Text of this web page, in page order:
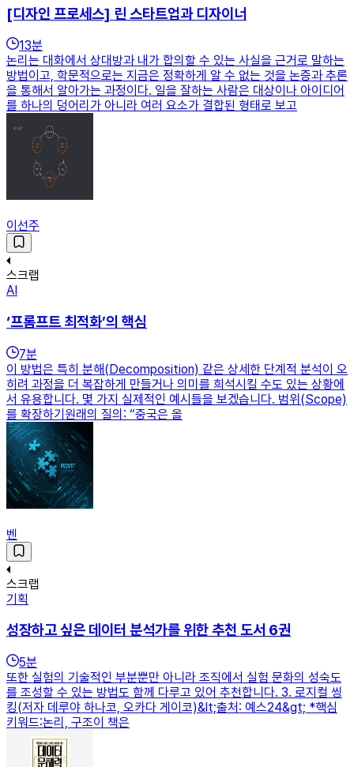
[디자인 프로세스] 린 스타트업과 디자이너
13분
논리는 대화에서 상대방과 내가 합의할 수 있는 사실을 근거로 말하는
방법이고, 학문적으로는 지금은 정확하게 알 수 없는 것을 논증과 추론
을 통해서 알아가는 과정이다. 일을 잘하는 사람은 대상이나 아이디어
를 하나의 덩어리가 아니라 여러 요소가 결합된 형태로 보고
이선주
스크랩
AI
‘프롬프트 최적화’의 핵심
7분
이 방법은 특히 분해(Decomposition) 같은 상세한 단계적 분석이 오
히려 과정을 더 복잡하게 만들거나 의미를 희석시킬 수도 있는 상황에
서 유용합니다. 몇 가지 실제적인 예시들을 보겠습니다. 범위(Scope)
를 확장하기원래의 질의: “중국은 올
벤
스크랩
기획
성장하고 싶은 데이터 분석가를 위한 추천 도서 6권
5분
또한 실험의 기술적인 부분뿐만 아니라 조직에서 실험 문화의 성숙도
를 조성할 수 있는 방법도 함께 다루고 있어 추천합니다. 3. 로지컬 씽
킹(저자 데루야 하나코, 오카다 게이코)&lt;출처: 예스24&gt; *핵심
키워드:논리, 구조이 책은